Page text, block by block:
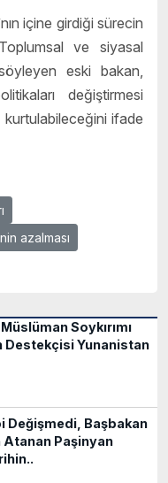
içine girdiği sürecin
Toplumsal ve siyasal
eski bakan,
değiştirmesi
ifade
azalması
Soykırımı
Destekçisi Yunanistan
Değişmedi, Başbakan
Atanan Paşinyan